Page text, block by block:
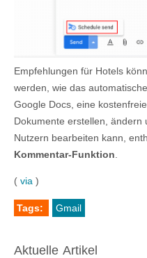
Empfehlungen für Hotels
werden, wie das
Google Docs, eine
Dokumente erstellen, ändern
Nutzern bearbeiten kann,
Kommentar-Funktion.
( via )
Tags: Gmail
Aktuelle Artikel